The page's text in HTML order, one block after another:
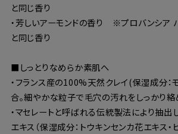
と同じ香り
・芳しいアーモンドの香り ※プロバンシア
と同じ香り
■しっとりなめらか素肌へ
・フランス産の100%天然クレイ(保湿成分：
合。細やかな粒子で毛穴の汚れをしっかり絡
・マセレートと呼ばれる伝統製法により抽出
エキス（保湿成分：トウキンセンカ花エキス・